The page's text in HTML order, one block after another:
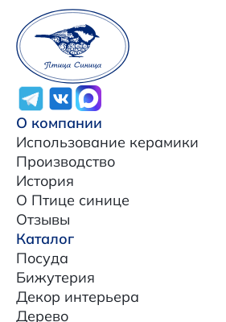
О компании
Использование керамики
Производство
История
О Птице синице
Отзывы
Каталог
Посуда
Бижутерия
Декор интерьера
Дерево